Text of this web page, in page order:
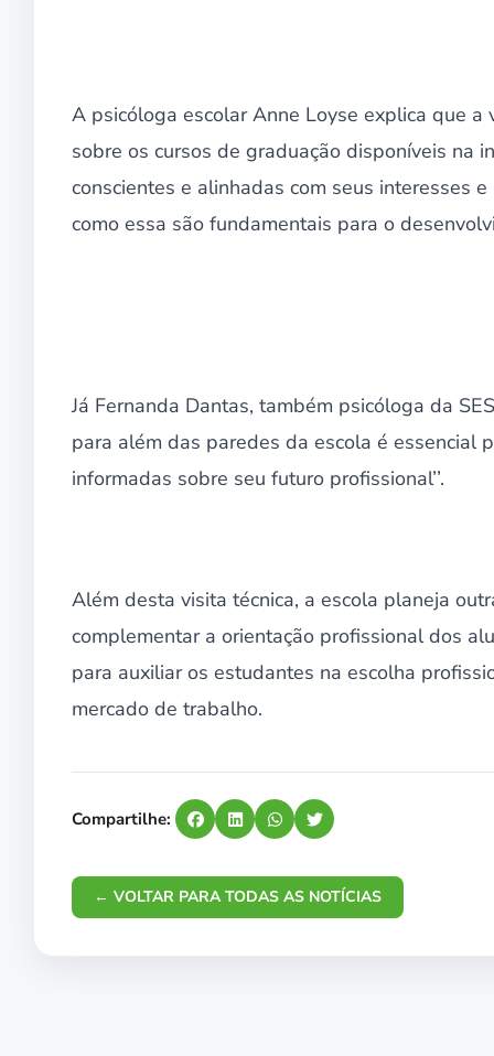
A psicóloga escolar Anne Loyse explica que
sobre os cursos de graduação disponíveis na
conscientes e alinhadas com seus interesses
como essa são fundamentais para o
Já Fernanda Dantas, também psicóloga da
para além das paredes da escola é essencial
informadas sobre seu futuro profissional’’.
Além desta visita técnica, a escola planeja
complementar a orientação profissional dos
para auxiliar os estudantes na escolha
mercado de trabalho.
Compartilhe:
← VOLTAR PARA TODAS AS NOTÍCIAS